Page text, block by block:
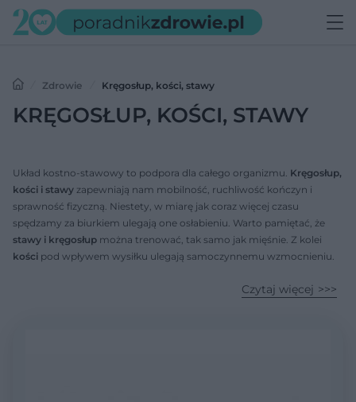
Zdrowie Kręgosłup, kości, stawy
KRĘGOSŁUP, KOŚCI, STAWY
Układ kostno-stawowy to podpora dla całego organizmu. Kręgosłup,
kości i stawy zapewniają nam mobilność, ruchliwość kończyn i
sprawność fizyczną. Niestety, w miarę jak coraz więcej czasu
spędzamy za biurkiem ulegają one osłabieniu. Warto pamiętać, że
stawy i kręgosłup można trenować, tak samo jak mięśnie. Z kolei
kości pod wpływem wysiłku ulegają samoczynnemu wzmocnieniu.
planujących ciążę – mocne plecy z pewnością przydadzą się w tym
Czytaj więcej